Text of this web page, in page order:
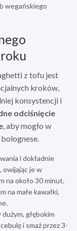
wegańskiego
z tofu jest
kroków,
konsystencji i
odciśnięcie
, aby mogło w
i dokładnie
owijając je w
na około 30 minut.
na małe kawałki,
głębokim
i smaż przez 3-